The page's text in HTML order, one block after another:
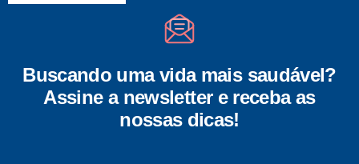
Buscando uma vida mais saudável?
Assine a newsletter e receba as
nossas dicas!